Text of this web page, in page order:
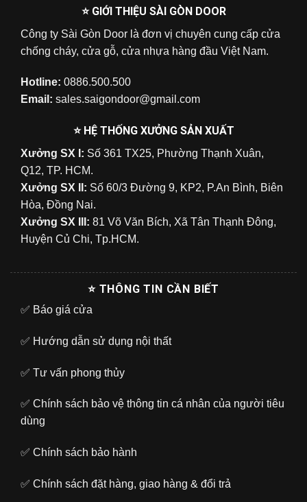
⭐ GIỚI THIỆU SÀI GÒN DOOR
Công ty Sài Gòn Door là đơn vị chuyên cung cấp cửa
chống cháy, cửa gỗ, cửa nhựa hàng đầu Việt Nam.
Hotline: 0886.500.500
Email: sales.saigondoor@gmail.com
⭐ HỆ THỐNG XƯỞNG SẢN XUẤT
Xưởng SX I: Số 361 TX25, Phường Thạnh Xuân,
Q12, TP. HCM.
Xưởng SX II: Số 60/3 Đường 9, KP2, P.An Bình, Biên
Hòa, Đồng Nai.
Xưởng SX III: 81 Võ Văn Bích, Xã Tân Thạnh Đông,
Huyện Củ Chi, Tp.HCM.
⭐ THÔNG TIN CẦN BIẾT
✅ Báo giá cửa
✅ Hướng dẫn sử dụng nội thất
✅ Tư vấn phong thủy
✅ Chính sách bảo vệ thông tin cá nhân của người tiêu
dùng
✅ Chính sách bảo hành
✅ Chính sách đặt hàng, giao hàng & đổi trả